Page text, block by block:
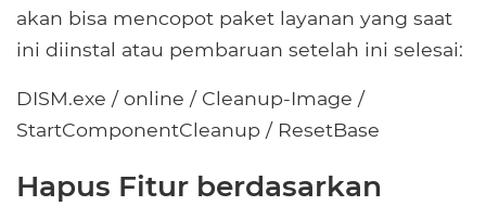
akan bisa mencopot paket layanan yang saat
ini diinstal atau pembaruan setelah ini selesai:
DISM.exe / online / Cleanup-Image /
StartComponentCleanup / ResetBase
Hapus Fitur berdasarkan